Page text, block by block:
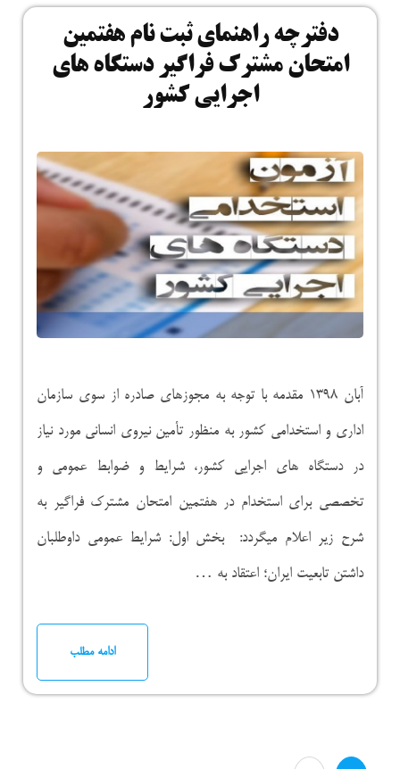
دفترچه راهنمای ثبت نام هفتمین
امتحان مشترک فراگیر دستگاه های
اجرایی کشور
آبان ۱۳۹۸ مقدمه با توجه به مجوزهای صادره از سوی سازمان
اداری و استخدامی کشور به منظور تأمین نیروی انسانی مورد نیاز
در دستگاه های اجرایی کشور، شرایط و ضوابط عمومی و
تخصصی برای استخدام در هفتمین امتحان مشترک فراگیر به
شرح زیر اعلام میگردد: بخش اول: شرایط عمومی داوطلبان
داشتن تابعیت ایران؛ اعتقاد به …
ادامه مطلب